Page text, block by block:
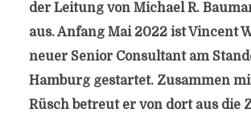
der Leitung von Michael R.
aus. Anfang Mai 2022 ist Vincent
neuer Senior Consultant am
Hamburg gestartet. Zusammen
Rüsch betreut er von dort aus die